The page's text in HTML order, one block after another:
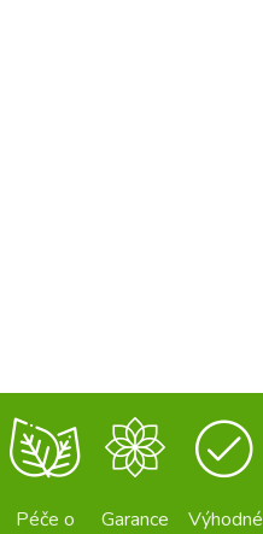
Péče o
Garance
Výhodné